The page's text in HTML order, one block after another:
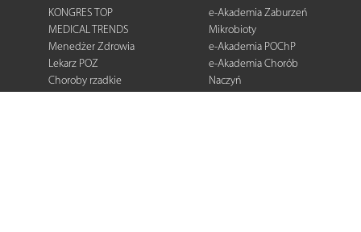
KONGRES TOP
MEDICAL TRENDS
Menedżer Zdrowia
Lekarz POZ
Choroby rzadkie
e-Akademia Zaburzeń
Mikrobioty
e-Akademia POChP
e-Akademia Chorób
Naczyń